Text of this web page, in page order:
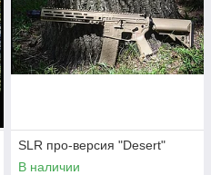
SLR про-версия "Desert"
В наличии